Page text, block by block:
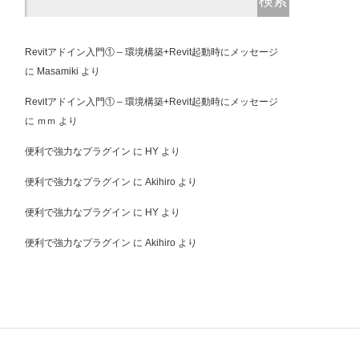
Revitアドイン入門① – 環境構築+Revit起動時にメッセージ
に Masamiki より
Revitアドイン入門① – 環境構築+Revit起動時にメッセージ
に ｍｍ より
便利で強力なプラグイン に HY より
便利で強力なプラグイン に Akihiro より
便利で強力なプラグイン に HY より
便利で強力なプラグイン に Akihiro より